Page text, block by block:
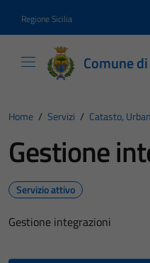
Regione Sicilia
Comune
Home / Servizi / Catasto,
Gestione
Servizio attivo
Gestione integrazioni